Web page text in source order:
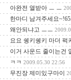
아완전 열받아 ㅡ ㅡ
한마디 남겨주세요
왜안되냐고 ㅡㅡ
요요 쉥키쉥키 마더 퍽
이거 사운드 줄이는건
ㅋㅋ 2009.05.30 22:56
무진장 제미있구마이